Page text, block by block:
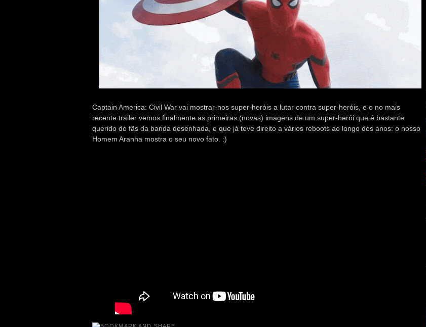
Captain America: Civil War vai mostrar-nos super-heróis a lutar contra super-heróis, e o no mais
recente trailer vemos finalmente as primeiras (novas) imagens de um super-herói que é bastante
querido do fãs da banda desenhada, e que já teve direito a vários reboots ao longo dos anos: o nosso
Homem Aranha mostra o seu novo fato. :)